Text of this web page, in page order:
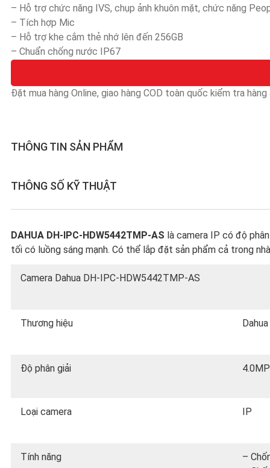
– Hỗ trợ chức năng IVS, chụp ảnh khuôn mặt, chức năng
– Tích hợp Mic
– Hỗ trợ khe cắm thẻ nhớ lên đến 256GB
– Chuẩn chống nước IP67
Đặt mua hàng Online, giao hàng COD toàn quốc kiểm tra
THÔNG TIN SẢN PHẨM
THÔNG SỐ KỸ THUẬT
DAHUA DH-IPC-HDW5442TMP-AS là camera IP có độ
tối có luồng sáng mạnh. Có thể lắp đặt sản phẩm cả trong
Camera Dahua DH-IPC-HDW5442TMP-AS
Thương hiệu Dahua
Độ phân giải 4.0MP
Loại camera IP
Tính năng
–